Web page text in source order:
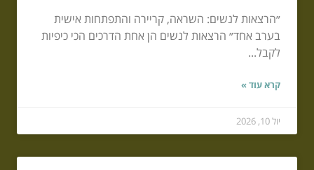
״הרצאות לנשים: השראה, קריירה והתפתחות אישית
בערב אחד״ הרצאות לנשים הן אחת הדרכים הכי כיפיות
לקבל...
קרא עוד »
יול 10, 2026